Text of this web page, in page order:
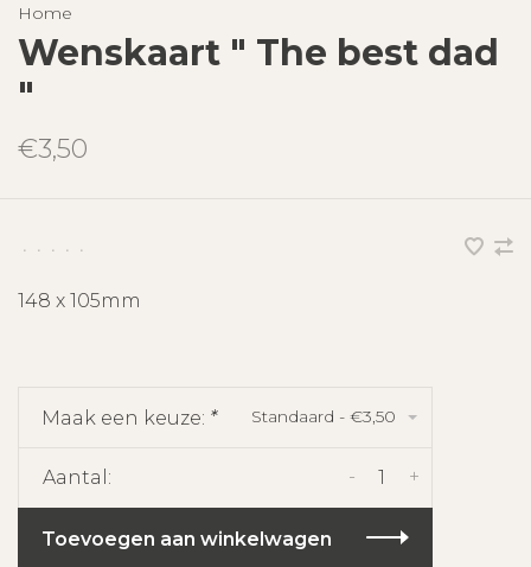
Home
Wenskaart " The best dad
"
€3,50
• • • • •
148 x 105mm
Maak een keuze: * Standaard - €3,50
Aantal: +
-
Toevoegen aan winkelwagen